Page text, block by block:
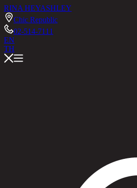
RINA HEYASHLEY
Chic Republic
02-514-7111
EN
TH